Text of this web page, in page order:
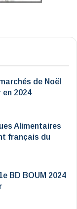
de Noël
2024
Alimentaires
français du
BD BOUM 2024